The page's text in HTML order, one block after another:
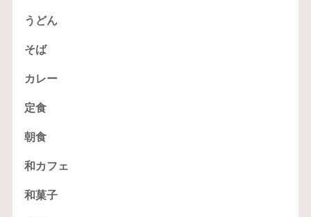
うどん
そば
カレー
定食
朝食
和カフェ
和菓子